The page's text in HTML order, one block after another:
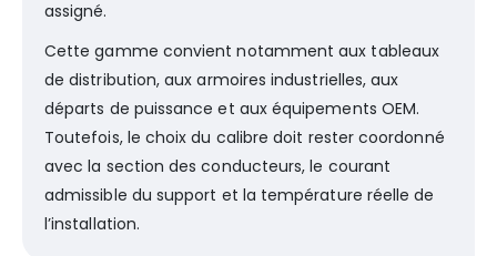
assigné.
Cette gamme convient notamment aux tableaux
de distribution, aux armoires industrielles, aux
départs de puissance et aux équipements OEM.
Toutefois, le choix du calibre doit rester coordonné
avec la section des conducteurs, le courant
admissible du support et la température réelle de
l’installation.